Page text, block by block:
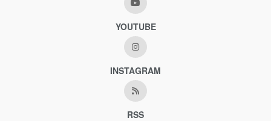
YOUTUBE
INSTAGRAM
RSS